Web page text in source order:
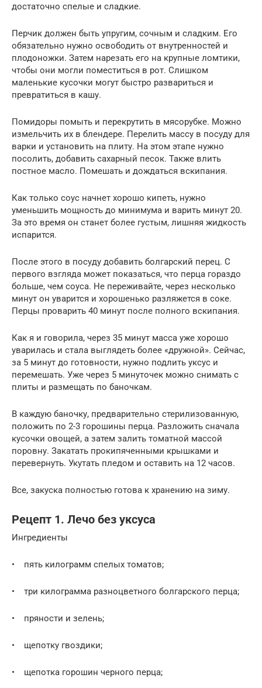
достаточно спелые и сладкие.
Перчик должен быть упругим, сочным и сладким. Его
обязательно нужно освободить от внутренностей и
плодоножки. Затем нарезать его на крупные ломтики,
чтобы они могли поместиться в рот. Слишком
маленькие кусочки могут быстро развариться и
превратиться в кашу.
Помидоры помыть и перекрутить в мясорубке. Можно
измельчить их в блендере. Перелить массу в посуду для
варки и установить на плиту. На этом этапе нужно
посолить, добавить сахарный песок. Также влить
постное масло. Помешать и дождаться вскипания.
Как только соус начнет хорошо кипеть, нужно
уменьшить мощность до минимума и варить минут 20.
За это время он станет более густым, лишняя жидкость
испарится.
После этого в посуду добавить болгарский перец. С
первого взгляда может показаться, что перца гораздо
больше, чем соуса. Не переживайте, через несколько
минут он уварится и хорошенько разляжется в соке.
Перцы проварить 40 минут после полного вскипания.
Как я и говорила, через 35 минут масса уже хорошо
уварилась и стала выглядеть более «дружной». Сейчас,
за 5 минут до готовности, нужно подлить уксус и
перемешать. Уже через 5 минуточек можно снимать с
плиты и размещать по баночкам.
В каждую баночку, предварительно стерилизованную,
положить по 2-3 горошины перца. Разложить сначала
кусочки овощей, а затем залить томатной массой
поровну. Закатать прокипяченными крышками и
перевернуть. Укутать пледом и оставить на 12 часов.
Все, закуска полностью готова к хранению на зиму.
Рецепт 1. Лечо без уксуса
Ингредиенты
• пять килограмм спелых томатов;
• три килограмма разноцветного болгарского перца;
• пряности и зелень;
• щепотку гвоздики;
• щепотка горошин черного перца;